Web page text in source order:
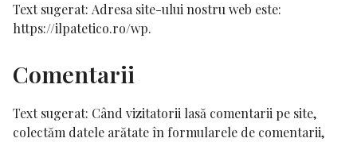
Text sugerat: Adresa site-ului nostru web este:
https://ilpatetico.ro/wp.
Comentarii
Text sugerat: Când vizitatorii lasă comentarii pe site,
colectăm datele arătate în formularele de comentarii,